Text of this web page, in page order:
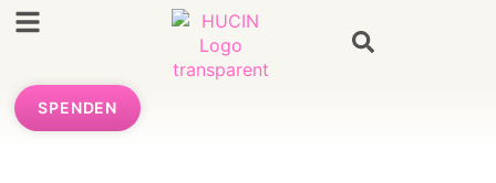
SPENDEN